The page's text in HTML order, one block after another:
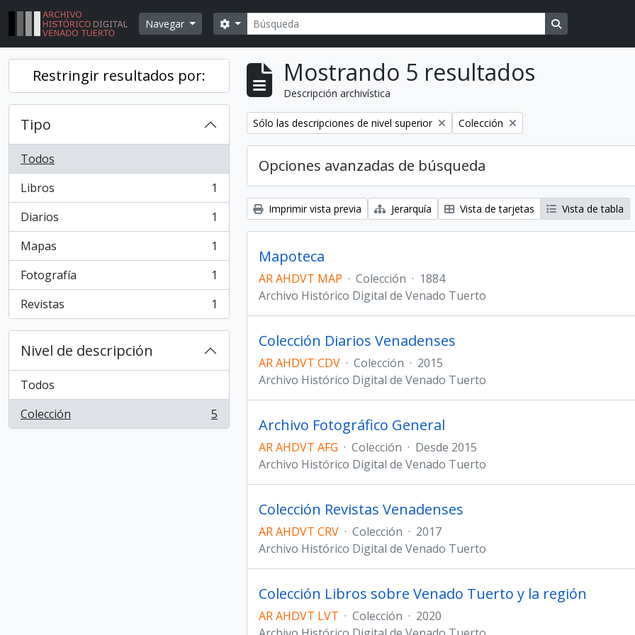
Skip to main content
Navegar
Búsqueda
Search options Search in
Restringir resultados por:
Tipo
Todos
Libros
, 1 resultados
1
Diarios
, 1 resultados
1
Mapas
, 1 resultados
1
Fotografía
, 1 resultados
1
Revistas
, 1 resultados 1
Nivel de descripción
Todos
Colección
, 5 resultados 5
Mostrando 5 resultados
Descripción archivística
Remover filtro
Sólo las descripciones de nivel superior Remover filtro
Colección
Opciones avanzadas de búsqueda
Imprimir vista previa Jerarquía Vista de tarjetas Vista de tabla
Mapoteca
AR AHDVT MAP · Colección · 1884
Archivo Histórico Digital de Venado Tuerto
Colección Diarios Venadenses
AR AHDVT CDV · Colección · 2015
Archivo Histórico Digital de Venado Tuerto
Archivo Fotográfico General
AR AHDVT AFG · Colección · Desde 2015
Archivo Histórico Digital de Venado Tuerto
Colección Revistas Venadenses
AR AHDVT CRV · Colección · 2017
Archivo Histórico Digital de Venado Tuerto
Colección Libros sobre Venado Tuerto y la región
AR AHDVT LVT · Colección · 2020